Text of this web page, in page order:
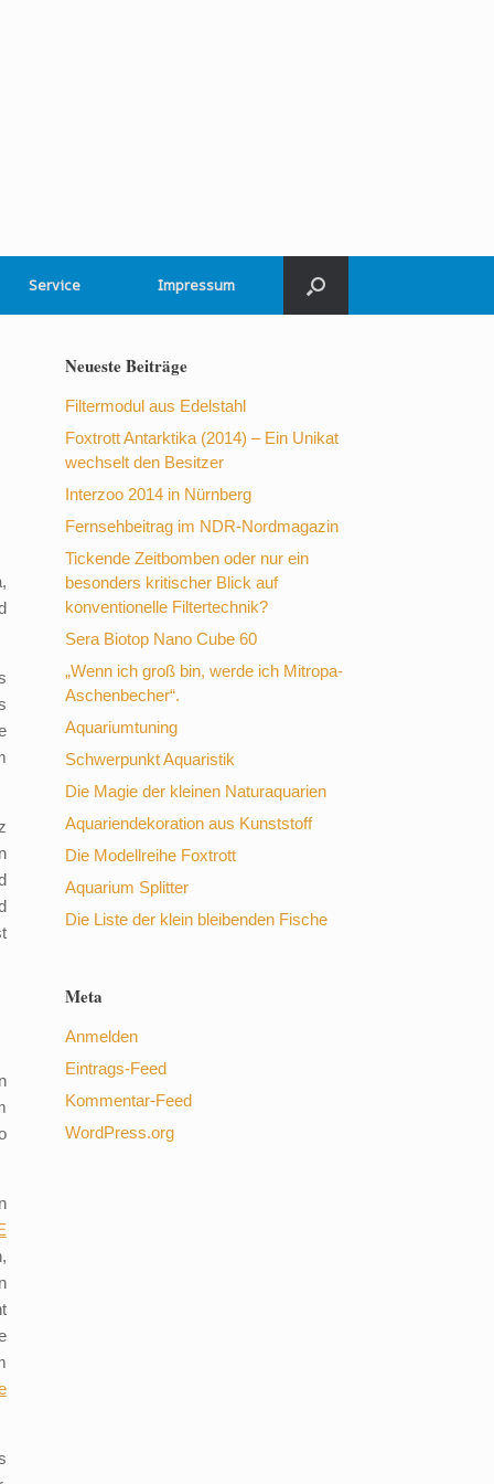
Service Impressum
Neueste Beiträge
Filtermodul aus Edelstahl
Foxtrott Antarktika (2014) – Ein Unikat
wechselt den Besitzer
Interzoo 2014 in Nürnberg
Fernsehbeitrag im NDR-Nordmagazin
Tickende Zeitbomben oder nur ein
besonders kritischer Blick auf
konventionelle Filtertechnik?
Sera Biotop Nano Cube 60
„Wenn ich groß bin, werde ich Mitropa-
Aschenbecher“.
Aquariumtuning
Schwerpunkt Aquaristik
Die Magie der kleinen Naturaquarien
Aquariendekoration aus Kunststoff
Die Modellreihe Foxtrott
Aquarium Splitter
Die Liste der klein bleibenden Fische
Meta
Anmelden
Eintrags-Feed
Kommentar-Feed
WordPress.org